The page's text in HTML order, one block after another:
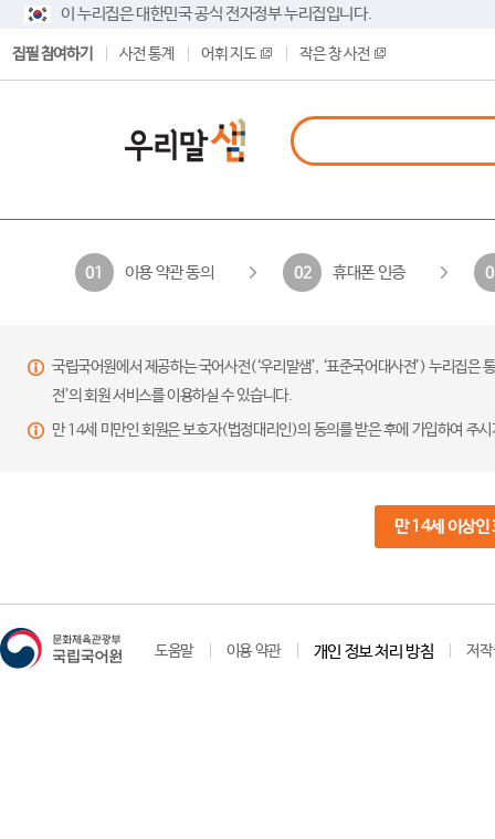
이 누리집은 대한민국 공식 전자정부 누리집입니다.
집필 참여하기 사전 통계 어휘 지도 작은 창 사전
01 이용 약관 동의 02 휴대폰 인증
국립국어원에서 제공하는 국어사전(‘우리말샘’, ‘표준국어대사전’) 누리집
전’의 회원 서비스를 이용하실 수 있습니다.
만 14세 미만인 회원은 보호자(법정대리인)의 동의를 받은 후에 가입하여 주
만 14세 이상인
도움말 이용 약관 개인 정보 처리 방침 저